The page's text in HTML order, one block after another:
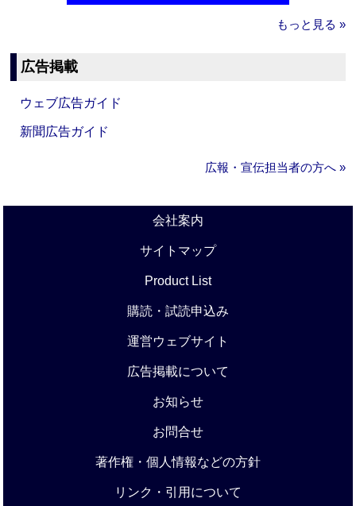
もっと見る »
広告掲載
ウェブ広告ガイド
新聞広告ガイド
広報・宣伝担当者の方へ »
会社案内
サイトマップ
Product List
購読・試読申込み
運営ウェブサイト
広告掲載について
お知らせ
お問合せ
著作権・個人情報などの方針
リンク・引用について